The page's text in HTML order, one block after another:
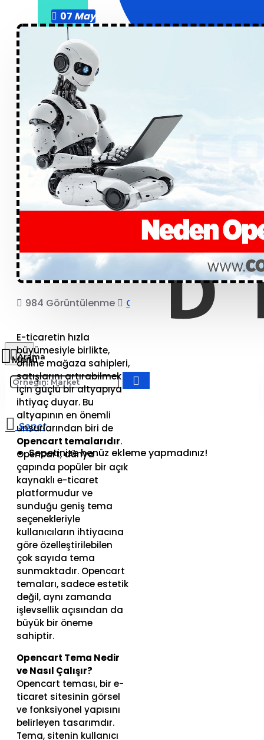
Sepetinize henüz ekleme yapmadınız!
07 May
984 Görüntülenme COPRO
E-ticaretin hızla
büyümesiyle birlikte,
online mağaza sahipleri,
satışlarını artırabilmek
için güçlü bir altyapıya
ihtiyaç duyar. Bu
altyapının en önemli
unsurlarından biri de
Opencart temalarıdır.
Opencart, dünya
çapında popüler bir açık
kaynaklı e-ticaret
platformudur ve
sunduğu geniş tema
seçenekleriyle
kullanıcıların ihtiyacına
göre özelleştirilebilen
çok sayıda tema
sunmaktadır. Opencart
temaları, sadece estetik
değil, aynı zamanda
işlevsellik açısından da
büyük bir öneme
sahiptir.
Opencart Tema Nedir
ve Nasıl Çalışır?
Opencart teması, bir e-
ticaret sitesinin görsel
ve fonksiyonel yapısını
belirleyen tasarımdır.
Tema, sitenin kullanıcı